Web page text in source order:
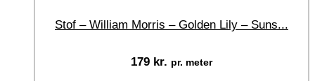
Stof – William Morris – Golden Lily – Suns...
179 kr. pr. meter